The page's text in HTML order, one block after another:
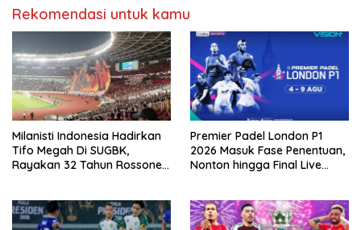
Rekomendasi untuk kamu
Milanisti Indonesia Hadirkan
Tifo Megah Di SUGBK,
Rayakan 32 Tahun Rossoneri
Premier Padel London P1
2026 Masuk Fase Penentuan,
Nonton hingga Final Live